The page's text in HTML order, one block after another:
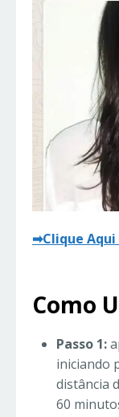
➡Clique Aqui
Como
Passo 1:
iniciando
distância
60